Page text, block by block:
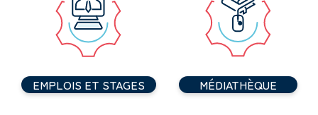
EMPLOIS ET STAGES MÉDIATHÈQUE